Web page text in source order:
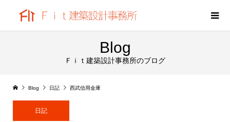
Blog
Ｆｉｔ建築設計事務所のブログ
Blog 日記 西武信用金庫
日記